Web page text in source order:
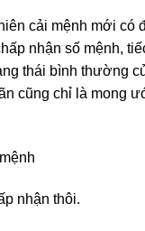
cải mệnh mới có
nhận số mệnh,
thái bình thường
cũng chỉ là mong
nhận thôi.